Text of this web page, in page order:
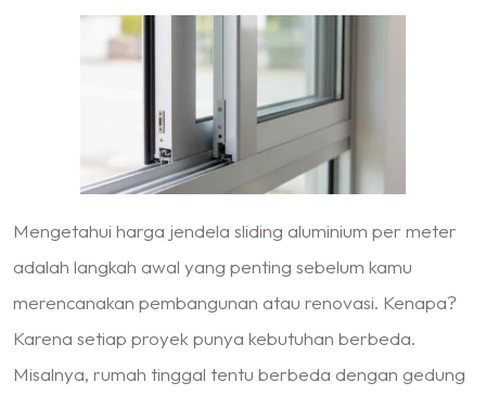
Mengetahui harga jendela sliding aluminium per meter
adalah langkah awal yang penting sebelum kamu
merencanakan pembangunan atau renovasi. Kenapa?
Karena setiap proyek punya kebutuhan berbeda.
Misalnya, rumah tinggal tentu berbeda dengan gedung